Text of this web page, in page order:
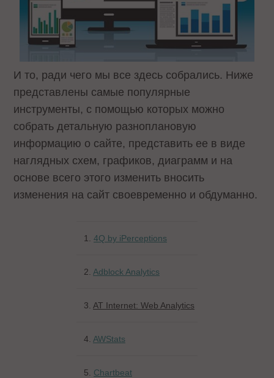
И то, ради чего мы все здесь собрались. Ниже
представлены самые популярные
инструменты, с помощью которых можно
собрать детальную разноплановую
информацию о сайте, представить ее в виде
наглядных схем, графиков, диаграмм и на
основе всего этого изменить вносить
изменения на сайт своевременно и обдуманно.
1. 4Q by iPerceptions
2. Adblock Analytics
3. AT Internet: Web Analytics
4. AWStats
5. Chartbeat